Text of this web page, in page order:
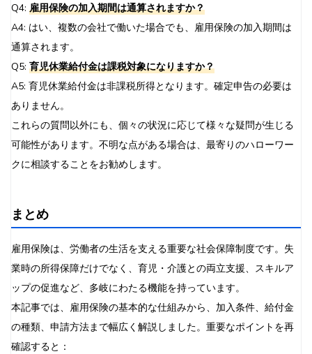
Q4: 雇用保険の加入期間は通算されますか？
A4: はい、複数の会社で働いた場合でも、雇用保険の加入期間は
通算されます。
Q5: 育児休業給付金は課税対象になりますか？
A5: 育児休業給付金は非課税所得となります。確定申告の必要は
ありません。
これらの質問以外にも、個々の状況に応じて様々な疑問が生じる
可能性があります。不明な点がある場合は、最寄りのハローワー
クに相談することをお勧めします。
まとめ
雇用保険は、労働者の生活を支える重要な社会保障制度です。失
業時の所得保障だけでなく、育児・介護との両立支援、スキルア
ップの促進など、多岐にわたる機能を持っています。
本記事では、雇用保険の基本的な仕組みから、加入条件、給付金
の種類、申請方法まで幅広く解説しました。重要なポイントを再
確認すると：